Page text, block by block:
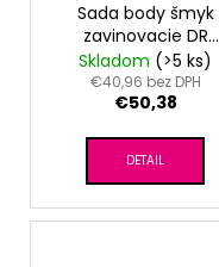
Sada body šmyk
zavinovacie DR
Outlast® - sv.modrá
Skladom (>5 ks)
€40,96 bez DPH
€50,38
DETAIL